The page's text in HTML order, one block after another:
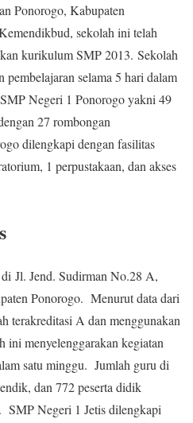
Ponorogo, Kabupaten
sekolah ini telah
kurikulum SMP 2013. Sekolah
pembelajaran selama 5 hari dalam
Negeri 1 Ponorogo yakni 49
27 rombongan
dilengkapi dengan fasilitas
1 perpustakaan, dan akses
Jl. Jend. Sudirman No.28 A,
Ponorogo. Menurut data dari
terakreditasi A dan menggunakan
menyelenggarakan kegiatan
satu minggu. Jumlah guru di
dan 772 peserta didik
SMP Negeri 1 Jetis dilengkapi